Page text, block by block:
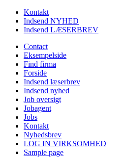
Kontakt
Indsend NYHED
Indsend LÆSERBREV
Contact
Eksempelside
Find firma
Forside
Indsend læserbrev
Indsend nyhed
Job oversigt
Jobagent
Jobs
Kontakt
Nyhedsbrev
LOG IN VIRKSOMHED
Sample page